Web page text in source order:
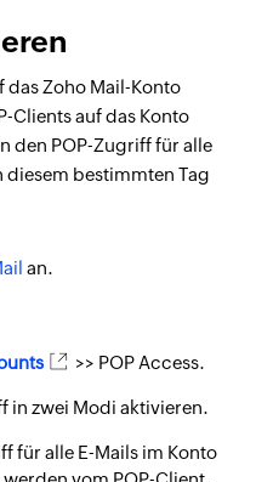
das Zoho Mail-Konto
Clients auf das Konto
den POP-Zugriff für alle
diesem bestimmten Tag
an.
>> POP Access.
in zwei Modi aktivieren.
für alle E-Mails im Konto